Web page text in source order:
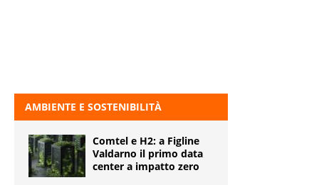
AMBIENTE E SOSTENIBILITÀ
Comtel e H2: a Figline
Valdarno il primo data
center a impatto zero